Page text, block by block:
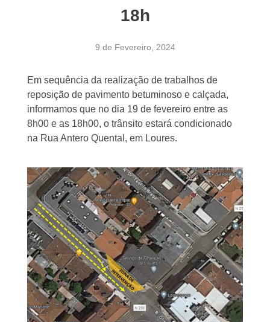
18h
9 de Fevereiro, 2024
Em sequência da realização de trabalhos de
reposição de pavimento betuminoso e calçada,
informamos que no dia 19 de fevereiro entre as
8h00 e as 18h00, o trânsito estará condicionado
na Rua Antero Quental, em Loures.